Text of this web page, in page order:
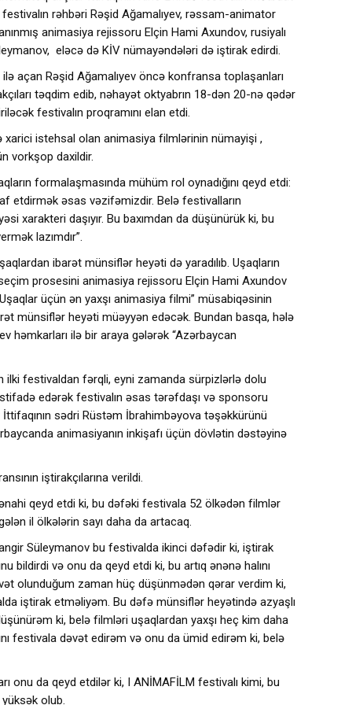
rəhbəri Rəşid Ağamalıyev, rəssam-animator
animasiya rejissoru Elçin Hami Axundov, rusiyalı
eləcə də KİV nümayəndələri də iştirak edirdi.
açan Rəşid Ağamalıyev öncə konfransa toplaşanları
təqdim edib, nəhayət oktyabrın 18-dən 20-nə qədər
festivalın proqramını elan etdi.
xarici istehsal olan animasiya filmlərinin nümayişi ,
vorkşop daxildir.
formalaşmasında mühüm rol oynadığını qeyd etdi:
etdirmək əsas vəzifəmizdir. Belə festivalların
xarakteri daşıyır. Bu baxımdan da düşünürük ki, bu
lazımdır”.
ibarət münsiflər heyəti də yaradılıb. Uşaqların
prosesini animasiya rejissoru Elçin Hami Axundov
üçün ən yaxşı animasiya filmi” müsabiqəsinin
münsiflər heyəti müəyyən edəcək. Bundan basqa, hələ
həmkarları ilə bir araya gələrək “Azərbaycan
ilki festivaldan fərqli, eyni zamanda sürpizlərlə dolu
edərək festivalın əsas tərəfdaşı və sponsoru
sədri Rüstəm İbrahimbəyova təşəkkürünü
animasiyanın inkişafı üçün dövlətin dəstəyinə
iştirakçılarına verildi.
qeyd etdi ki, bu dəfəki festivala 52 ölkədən filmlər
il ölkələrin sayı daha da artacaq.
Süleymanov bu festivalda ikinci dəfədir ki, iştirak
bildirdi və onu da qeyd etdi ki, bu artıq ənənə halını
olunduğum zaman hüç düşünmədən qərar verdim ki,
iştirak etməliyəm. Bu dəfə münsiflər heyətində azyaşlı
ki, belə filmləri uşaqlardan yaxşı heç kim daha
festivala dəvət edirəm və onu da ümid edirəm ki, belə
onu da qeyd etdilər ki, I ANİMAFİLM festivalı kimi, bu
olub.